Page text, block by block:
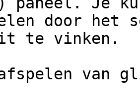
door het
te vinken.
van